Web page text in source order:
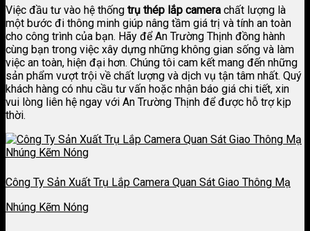
Việc đầu tư vào hệ thống trụ thép lắp camera chất lượng là
một bước đi thông minh giúp nâng tầm giá trị và tính an toàn
cho công trình của bạn. Hãy để An Trường Thịnh đồng hành
cùng bạn trong việc xây dựng những không gian sống và làm
việc an toàn, hiện đại hơn. Chúng tôi cam kết mang đến những
sản phẩm vượt trội về chất lượng và dịch vụ tận tâm nhất. Quý
khách hàng có nhu cầu tư vấn hoặc nhận báo giá chi tiết, xin
vui lòng liên hệ ngay với An Trường Thịnh để được hỗ trợ kịp
thời.
Công Ty Sản Xuất Trụ Lắp Camera Quan Sát Giao Thông Mạ
Nhúng Kẽm Nóng